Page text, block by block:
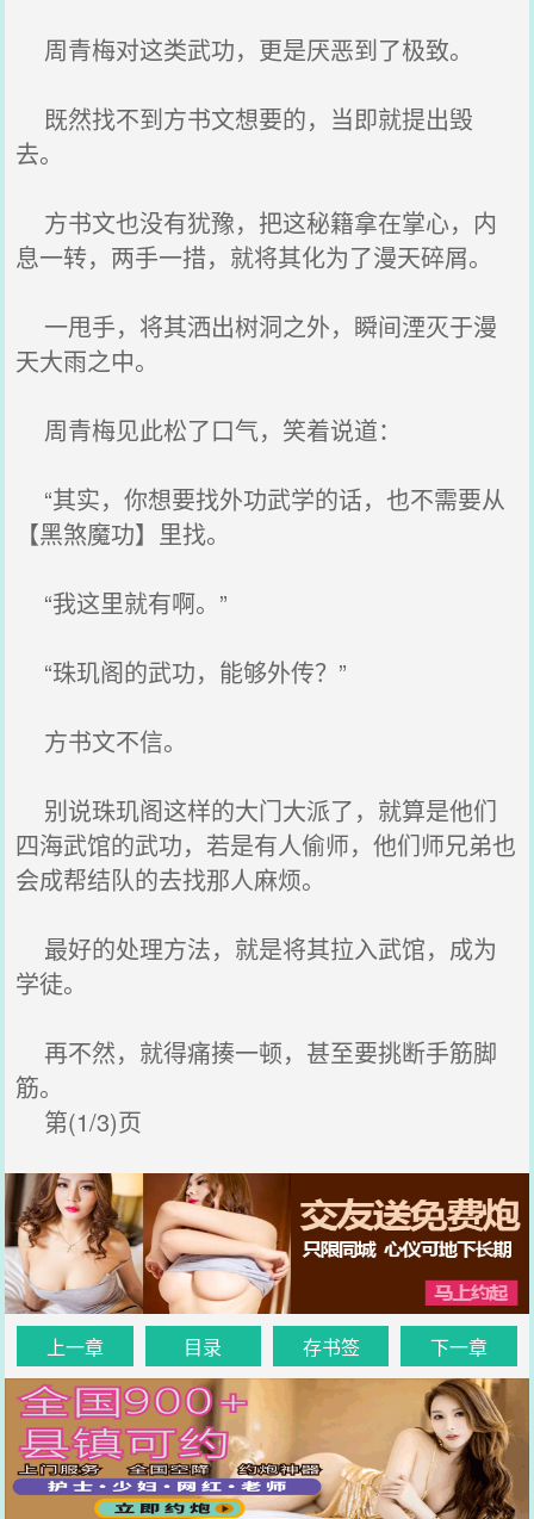
周青梅对这类武功，更是厌恶到了极致。
既然找不到方书文想要的，当即就提出毁
去。
方书文也没有犹豫，把这秘籍拿在掌心，内
息一转，两手一措，就将其化为了漫天碎屑。
一甩手，将其洒出树洞之外，瞬间湮灭于漫
天大雨之中。
周青梅见此松了口气，笑着说道：
“其实，你想要找外功武学的话，也不需要从
【黑煞魔功】里找。
“我这里就有啊。”
“珠玑阁的武功，能够外传？”
方书文不信。
别说珠玑阁这样的大门大派了，就算是他们
四海武馆的武功，若是有人偷师，他们师兄弟也
会成帮结队的去找那人麻烦。
最好的处理方法，就是将其拉入武馆，成为
学徒。
再不然，就得痛揍一顿，甚至要挑断手筋脚
筋。
第(1/3)页
上一章 目录 存书签 下一章